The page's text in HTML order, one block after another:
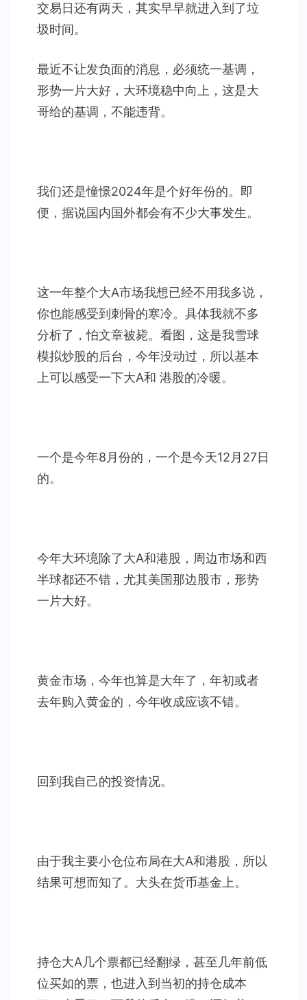
交易日还有两天，其实早早就进入到了垃
圾时间。
最近不让发负面的消息，必须统一基调，
形势一片大好，大环境稳中向上，这是大
哥给的基调，不能违背。
我们还是憧憬2024年是个好年份的。即
便，据说国内国外都会有不少大事发生。
这一年整个大A市场我想已经不用我多说，
你也能感受到刺骨的寒冷。具体我就不多
分析了，怕文章被毙。看图，这是我雪球
模拟炒股的后台，今年没动过，所以基本
上可以感受一下大A和 港股的冷暖。
一个是今年8月份的，一个是今天12月27日
的。
今年大环境除了大A和港股，周边市场和西
半球都还不错，尤其美国那边股市，形势
一片大好。
黄金市场，今年也算是大年了，年初或者
去年购入黄金的，今年收成应该不错。
回到我自己的投资情况。
由于我主要小仓位布局在大A和港股，所以
结果可想而知了。大头在货币基金上。
持仓大A几个票都已经翻绿，甚至几年前低
位买如的票，也进入到当初的持仓成本